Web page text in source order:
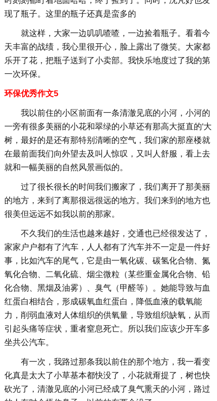
现了瓶子。这里的瓶子还真是蛮多的
就这样，大家一边叽叽喳喳，一边捡着瓶子。看着今
天丰富的战绩，我心里很开心，脸上露出了微笑。大家都
乐开了花，把瓶子送到了小卖部。我快乐地度过了我的第
一次环保。
环保优秀作文5
我以前住的小区前面有一条清澈见底的小河，小河的
一旁有很多美丽的小花和翠绿的小草还有那高大挺直的'大
树，最好的是还有那特别清晰的空气，我们家的那座楼就
在最前面我们向外望去及叫人惊叹，又叫人舒服，看上去
就和一幅美丽的自然风景画似的。
过了很长很长的时间我们搬家了，我们离开了那美丽
的地方，来到了离那很远很远的地方。我们来到的地方也
很美但远远不如我以前的那家。
不久我们的生活也越来越好，交通也已经很发达了，
家家户户都有了汽车，人人都有了汽车并不一定是一件好
事，比如汽车的尾气，它是由一氧化碳、碳氢化合物、氮
氧化合物、二氧化硫、烟尘微粒（某些重金属化合物、铅
化合物、黑烟及油雾）、臭气（甲醛等）。她能导致与血
红蛋白相结合，形成碳氧血红蛋白，降低血液的载氧能
力，削弱血液对人体组织的供氧量，导致组织缺氧，从而
引起头痛等症状，重者窒息死亡。所以我们应该少开车多
坐共公汽车。
有一次，我路过那条我以前住的那个地方，我一看变
化真是太大了小草基本都快没了，小花就甭提了，树也快
砍光了，清澈见底的小河已经成了臭气熏天的小河，路过